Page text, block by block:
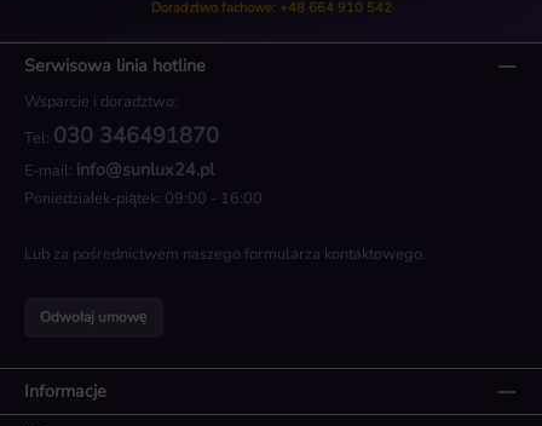
Doradztwo fachowe: +48 664 910 542
Serwisowa linia hotline
Wsparcie i doradztwo:
Tel: 030 346491870
E-mail: info@sunlux24.pl
Poniedziałek-piątek: 09:00 - 16:00
Lub za pośrednictwem naszego formularza kontaktowego.
Odwołaj umowę
Informacje